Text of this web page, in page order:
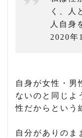
く、人
人自身
2020年
自身が女性・男
ないのと同じよ
性だからという
自分がありのま